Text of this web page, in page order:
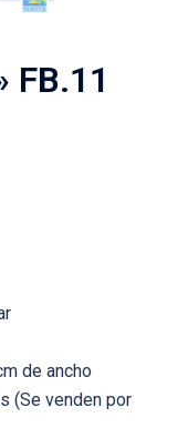
FB.11
de ancho
(Se venden por